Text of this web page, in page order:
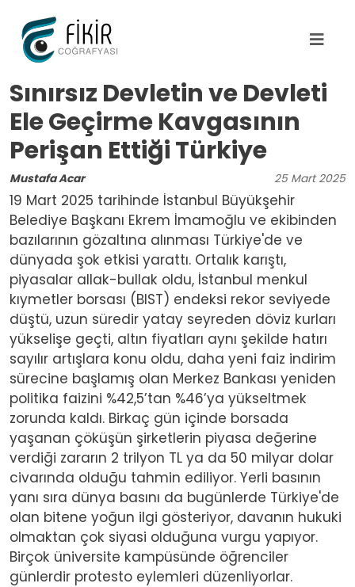
Sınırsız Devletin ve Devleti
Ele Geçirme Kavgasının
Perişan Ettiği Türkiye
Mustafa Acar 25 Mart 2025
19 Mart 2025 tarihinde İstanbul Büyükşehir
Belediye Başkanı Ekrem İmamoğlu ve ekibinden
bazılarının gözaltına alınması Türkiye'de ve
dünyada şok etkisi yarattı. Ortalık karıştı,
piyasalar allak-bullak oldu, İstanbul menkul
kıymetler borsası (BIST) endeksi rekor seviyede
düştü, uzun süredir yatay seyreden döviz kurları
yükselişe geçti, altın fiyatları aynı şekilde hatırı
sayılır artışlara konu oldu, daha yeni faiz indirim
sürecine başlamış olan Merkez Bankası yeniden
politika faizini %42,5’tan %46’ya yükseltmek
zorunda kaldı. Birkaç gün içinde borsada
yaşanan çöküşün şirketlerin piyasa değerine
verdiği zararın 2 trilyon TL ya da 50 milyar dolar
civarında olduğu tahmin ediliyor. Yerli basının
yanı sıra dünya basını da bugünlerde Türkiye'de
olan bitene yoğun ilgi gösteriyor, davanın hukuki
olmaktan çok siyasi olduğuna vurgu yapıyor.
Birçok üniversite kampüsünde öğrenciler
günlerdir protesto eylemleri düzenliyorlar.